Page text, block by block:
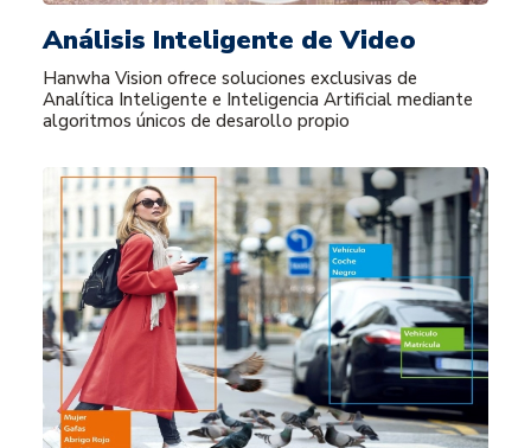
Análisis Inteligente de Video
Hanwha Vision ofrece soluciones exclusivas de
Analítica Inteligente e Inteligencia Artificial mediante
algoritmos únicos de desarollo propio